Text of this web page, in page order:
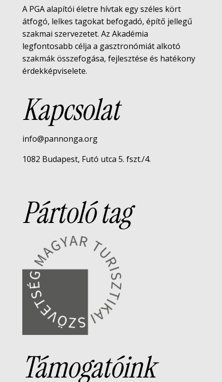
A PGA alapítói életre hívtak egy széles kört
átfogó, lelkes tagokat befogadó, építő jellegű
szakmai szervezetet. Az Akadémia
legfontosabb célja a gasztronómiát alkotó
szakmák összefogása, fejlesztése és hatékony
érdekképviselete.
Kapcsolat
info@pannonga.org
1082 Budapest, Futó utca 5. fszt./4.
Pártoló tag
Támogatóink